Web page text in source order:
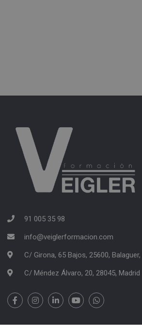
91 005 35 98
info@veiglerformacion.com
C/ Girona, 65 Bajos, 25600, Balaguer,
C/ Méndez Álvaro, 20, 28045, Madrid